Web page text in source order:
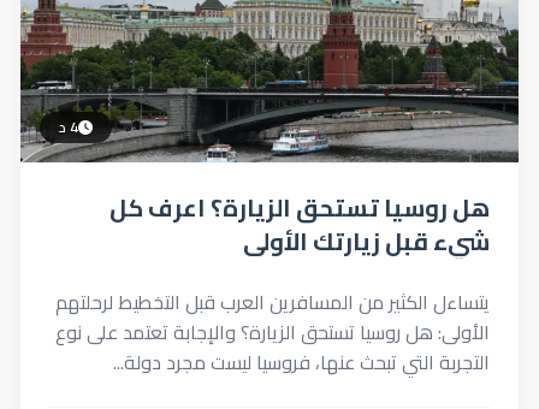
4 د
هل روسيا تستحق الزيارة؟ اعرف كل
شيء قبل زيارتك الأولى
يتساءل الكثير من المسافرين العرب قبل التخطيط لرحلتهم
الأولى: هل روسيا تستحق الزيارة؟ والإجابة تعتمد على نوع
التجربة التي تبحث عنها، فروسيا ليست مجرد دولة...